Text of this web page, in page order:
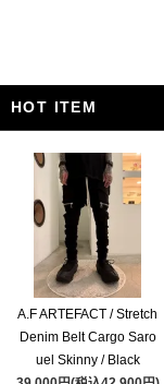
HOT ITEM
A.F ARTEFACT / Stretch
Denim Belt Cargo Saro
uel Skinny / Black